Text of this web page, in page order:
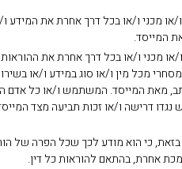
או מכני ו/או בכל דרך אחרת את המידע
המייסד.
מכני ו/או בכל דרך אחרת את
מכל מין ו/או סוג במידע ו/או
מאת המייסד. המשתמש ו/או כל אדם
דרישה ו/או זכות תביעה מצד
כי הוא מודע לכך שכל הפרה של
אחרת, בהתאם להוראות כל דין.